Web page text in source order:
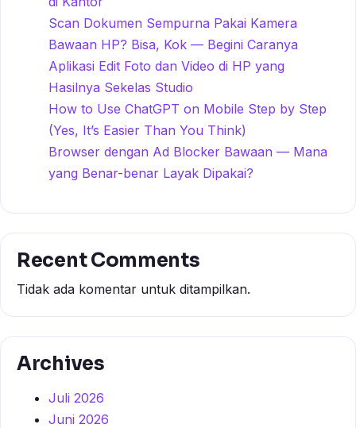
Scan Dokumen Sempurna Pakai Kamera
Bawaan HP? Bisa, Kok — Begini Caranya
Aplikasi Edit Foto dan Video di HP yang
Hasilnya Sekelas Studio
How to Use ChatGPT on Mobile Step by Step
(Yes, It’s Easier Than You Think)
Browser dengan Ad Blocker Bawaan — Mana
yang Benar-benar Layak Dipakai?
Recent Comments
Tidak ada komentar untuk ditampilkan.
Archives
Juli 2026
Juni 2026